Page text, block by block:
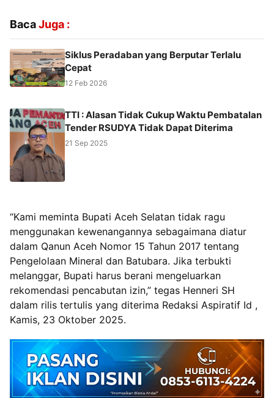
BacaJuga :
Siklus Peradaban yang Berputar Terlalu
Cepat
12 Feb 2026
TTI : Alasan Tidak Cukup Waktu Pembatalan
Tender RSUDYA Tidak Dapat Diterima
21 Sep 2025
“Kami meminta Bupati Aceh Selatan tidak ragu
menggunakan kewenangannya sebagaimana diatur
dalam Qanun Aceh Nomor 15 Tahun 2017 tentang
Pengelolaan Mineral dan Batubara. Jika terbukti
melanggar, Bupati harus berani mengeluarkan
rekomendasi pencabutan izin,” tegas Henneri SH
dalam rilis tertulis yang diterima Redaksi Aspiratif Id ,
Kamis, 23 Oktober 2025.